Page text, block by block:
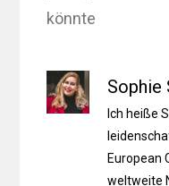
könnte
Sophie
Ich heiße
European
weltweite